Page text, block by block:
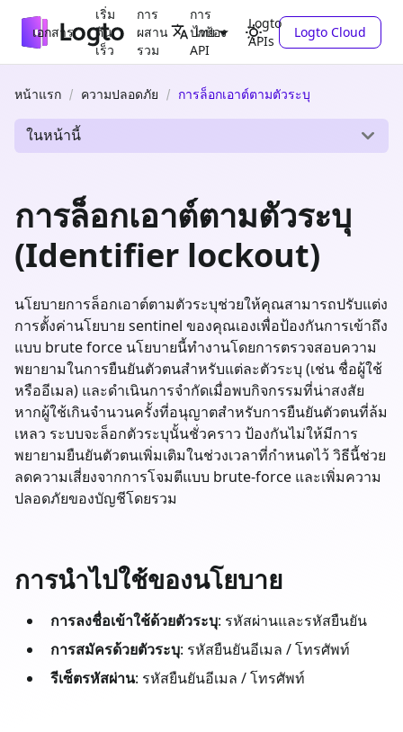
เอกสาร
เริ่ม
ต้น
เร็ว
การ
ผสาน
รวม
การ
ปกป้อง
API
Logto
APIs
ไทย Logto Cloud
หน้าแรก ความปลอดภัย การล็อกเอาต์ตามตัวระบุ
ในหน้านี้
การล็อกเอาต์ตามตัวระบุ
(Identifier lockout)
นโยบายการล็อกเอาต์ตามตัวระบุช่วยให้คุณสามารถปรับแต่ง
การตั้งค่านโยบาย sentinel ของคุณเองเพื่อป้องกันการเข้าถึง
แบบ brute force นโยบายนี้ทำงานโดยการตรวจสอบความ
พยายามในการยืนยันตัวตนสำหรับแต่ละตัวระบุ (เช่น ชื่อผู้ใช้
หรืออีเมล) และดำเนินการจำกัดเมื่อพบกิจกรรมที่น่าสงสัย
หากผู้ใช้เกินจำนวนครั้งที่อนุญาตสำหรับการยืนยันตัวตนที่ล้ม
เหลว ระบบจะล็อกตัวระบุนั้นชั่วคราว ป้องกันไม่ให้มีการ
พยายามยืนยันตัวตนเพิ่มเติมในช่วงเวลาที่กำหนดไว้ วิธีนี้ช่วย
ลดความเสี่ยงจากการโจมตีแบบ brute-force และเพิ่มความ
ปลอดภัยของบัญชีโดยรวม
การนำไปใช้ของนโยบาย
การลงชื่อเข้าใช้ด้วยตัวระบุ: รหัสผ่านและรหัสยืนยัน
การสมัครด้วยตัวระบุ: รหัสยืนยันอีเมล / โทรศัพท์
รีเซ็ตรหัสผ่าน: รหัสยืนยันอีเมล / โทรศัพท์